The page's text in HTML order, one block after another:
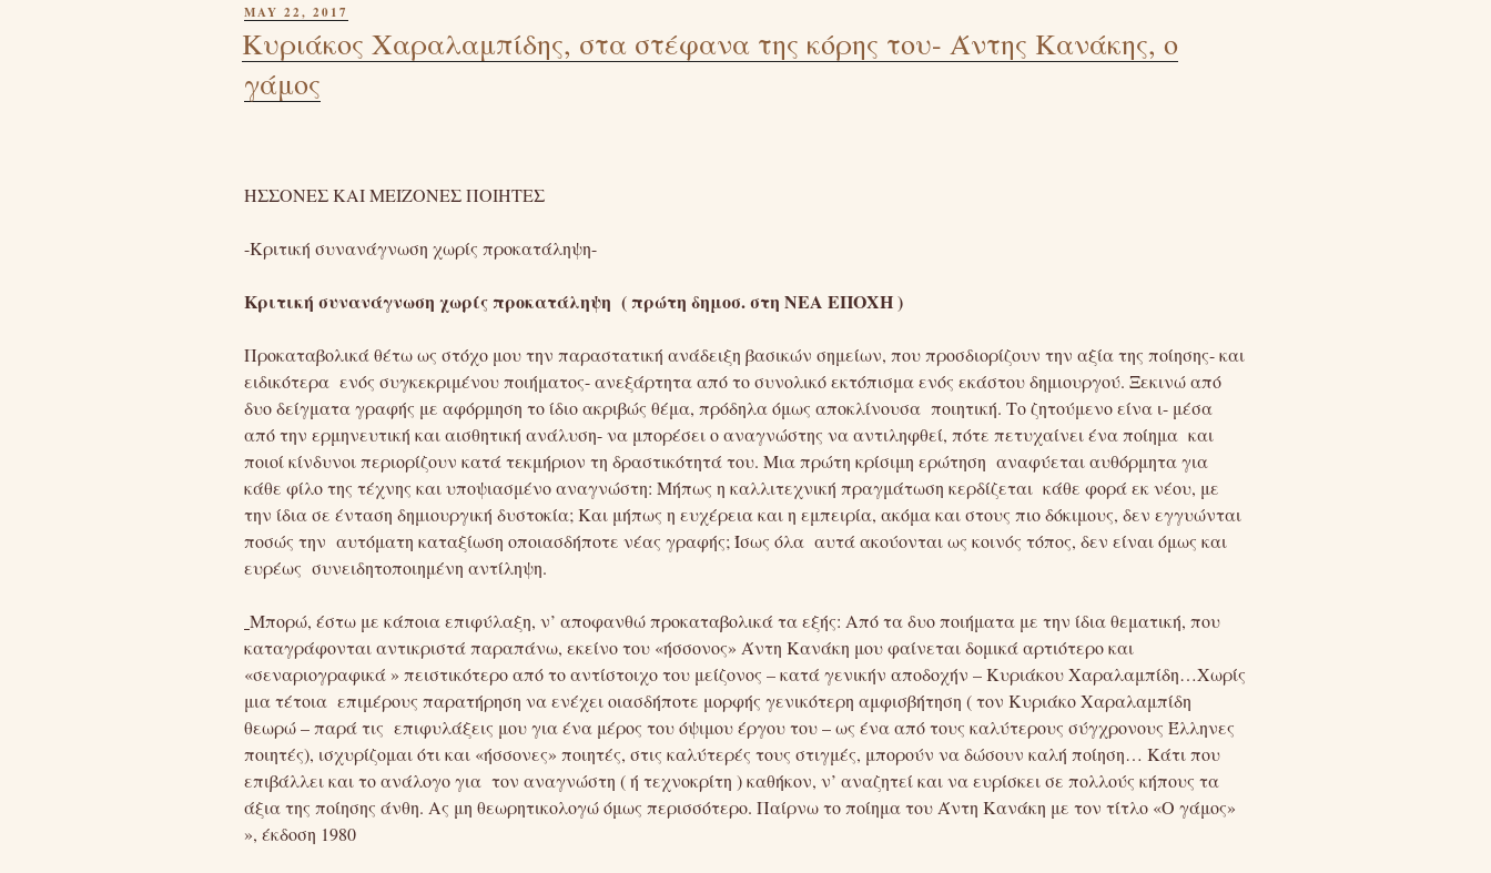
POSTED
MAY 22, 2017
Κυριάκος Χαραλαμπίδης, στα στέφανα της κόρης του- Άντης Κανάκης, ο
γάμος
ΗΣΣΟΝΕΣ ΚΑΙ ΜΕΙΖΟΝΕΣ ΠΟΙΗΤΕΣ
-Κριτική συνανάγνωση χωρίς προκατάληψη-
Κριτική συνανάγνωση χωρίς προκατάληψη ( πρώτη δημοσ. στη ΝΕΑ ΕΠΟΧΗ )
Προκαταβολικά θέτω ως στόχο μου την παραστατική ανάδειξη βασικών σημείων, που προσδιορίζουν την αξία της ποίησης- και
ειδικότερα ενός συγκεκριμένου ποιήματος- ανεξάρτητα από το συνολικό εκτόπισμα ενός εκάστου δημιουργού. Ξεκινώ από
δυο δείγματα γραφής με αφόρμηση το ίδιο ακριβώς θέμα, πρόδηλα όμως αποκλίνουσα ποιητική. Το ζητούμενο είνα ι- μέσα
από την ερμηνευτική και αισθητική ανάλυση- να μπορέσει ο αναγνώστης να αντιληφθεί, πότε πετυχαίνει ένα ποίημα και
ποιοί κίνδυνοι περιορίζουν κατά τεκμήριον τη δραστικότητά του. Μια πρώτη κρίσιμη ερώτηση αναφύεται αυθόρμητα για
κάθε φίλο της τέχνης και υποψιασμένο αναγνώστη: Μήπως η καλλιτεχνική πραγμάτωση κερδίζεται κάθε φορά εκ νέου, με
την ίδια σε ένταση δημιουργική δυστοκία; Και μήπως η ευχέρεια και η εμπειρία, ακόμα και στους πιο δόκιμους, δεν εγγυώνται
ποσώς την αυτόματη καταξίωση οποιασδήποτε νέας γραφής; Ίσως όλα αυτά ακούονται ως κοινός τόπος, δεν είναι όμως και
ευρέως συνειδητοποιημένη αντίληψη.
Μπορώ, έστω με κάποια επιφύλαξη, ν’ αποφανθώ προκαταβολικά τα εξής: Από τα δυο ποιήματα με την ίδια θεματική, που
καταγράφονται αντικριστά παραπάνω, εκείνο του «ήσσονος» Άντη Κανάκη μου φαίνεται δομικά αρτιότερο και
«σεναριογραφικά » πειστικότερο από το αντίστοιχο του μείζονος – κατά γενικήν αποδοχήν – Κυριάκου Χαραλαμπίδη…Χωρίς
μια τέτοια επιμέρους παρατήρηση να ενέχει οιασδήποτε μορφής γενικότερη αμφισβήτηση ( τον Κυριάκο Χαραλαμπίδη
θεωρώ – παρά τις επιφυλάξεις μου για ένα μέρος του όψιμου έργου του – ως ένα από τους καλύτερους σύγχρονους Έλληνες
ποιητές), ισχυρίζομαι ότι και «ήσσονες» ποιητές, στις καλύτερές τους στιγμές, μπορούν να δώσουν καλή ποίηση… Κάτι που
επιβάλλει και το ανάλογο για τον αναγνώστη ( ή τεχνοκρίτη ) καθήκον, ν’ αναζητεί και να ευρίσκει σε πολλούς κήπους τα
άξια της ποίησης άνθη. Ας μη θεωρητικολογώ όμως περισσότερο. Παίρνω το ποίημα του Άντη Κανάκη με τον τίτλο «Ο γάμος»
», έκδοση 1980